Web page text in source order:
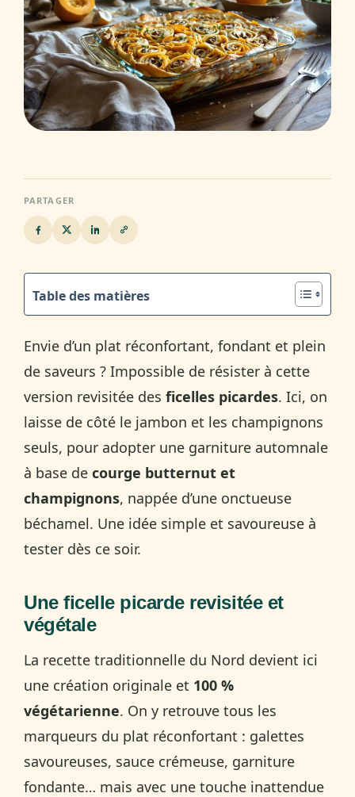
PARTAGER
Table des matières
Envie d’un plat réconfortant, fondant et plein
de saveurs ? Impossible de résister à cette
version revisitée des ficelles picardes. Ici, on
laisse de côté le jambon et les champignons
seuls, pour adopter une garniture automnale
à base de courge butternut et
champignons, nappée d’une onctueuse
béchamel. Une idée simple et savoureuse à
tester dès ce soir.
Une ficelle picarde revisitée et
végétale
La recette traditionnelle du Nord devient ici
une création originale et 100 %
végétarienne. On y retrouve tous les
marqueurs du plat réconfortant : galettes
savoureuses, sauce crémeuse, garniture
fondante… mais avec une touche inattendue